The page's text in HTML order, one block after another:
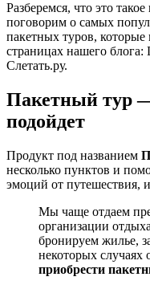
Разберемся, что это
поговорим о самых
пакетных туров,
страницах нашего блога:
Слетать.ру.
Пакетный тур
подойдет
Продукт под названием
несколько пунктов и
эмоций от путешествия,
Мы чаще отдаем
организации
бронируем жилье,
некоторых случаях
приобрести